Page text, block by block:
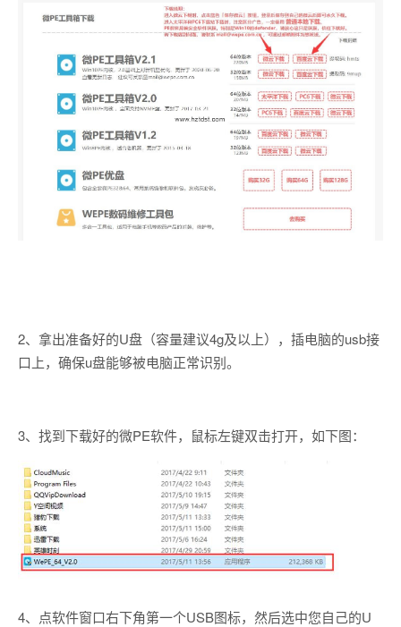
2、拿出准备好的U盘（容量建议4g及以上），插电脑的usb接
口上，确保u盘能够被电脑正常识别。
3、找到下载好的微PE软件，鼠标左键双击打开，如下图：
4、点软件窗口右下角第一个USB图标，然后选中您自己的U